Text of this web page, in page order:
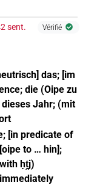
sent. Vérifié
das; [im
die (Oipe zu
Jahr; (mit
[in predicate of
to … hin];
ḥṱj)